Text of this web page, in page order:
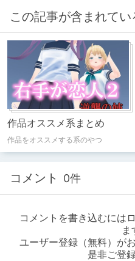
この記事が含まれて
作品オススメ系まとめ
作品をオススメする系のやつ
コメント 0件
コメントを書き込むには
ま
ユーザー登録（無料）が
是非ご登